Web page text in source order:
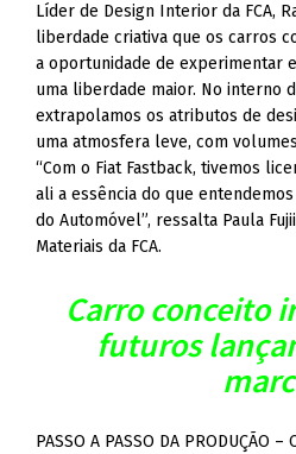
Líder de Design Interior da FCA,
liberdade criativa que os carros
a oportunidade de experimentar
uma liberdade maior. No interno
extrapolamos os atributos de
uma atmosfera leve, com
“Com o Fiat Fastback, tivemos
ali a essência do que
do Automóvel”, ressalta Paula
Materiais da FCA.
Carro conceito
futuros
PASSO A PASSO DA PRODUÇÃO